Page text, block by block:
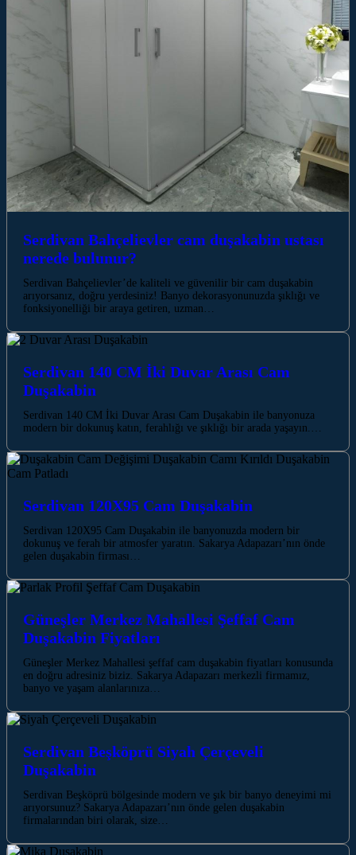
Serdivan Bahçelievler cam duşakabin ustası
nerede bulunur?
Serdivan Bahçelievler’de kaliteli ve güvenilir bir cam duşakabin
arıyorsanız, doğru yerdesiniz! Banyo dekorasyonunuzda şıklığı ve
fonksiyonelliği bir araya getiren, uzman…
Serdivan 140 CM İki Duvar Arası Cam
Duşakabin
Serdivan 140 CM İki Duvar Arası Cam Duşakabin ile banyonuza
modern bir dokunuş katın, ferahlığı ve şıklığı bir arada yaşayın.…
Serdivan 120X95 Cam Duşakabin
Serdivan 120X95 Cam Duşakabin ile banyonuzda modern bir
dokunuş ve ferah bir atmosfer yaratın. Sakarya Adapazarı’nın önde
gelen duşakabin firması…
Güneşler Merkez Mahallesi Şeffaf Cam
Duşakabin Fiyatları
Güneşler Merkez Mahallesi şeffaf cam duşakabin fiyatları konusunda
en doğru adresiniz biziz. Sakarya Adapazarı merkezli firmamız,
banyo ve yaşam alanlarınıza…
Serdivan Beşköprü Siyah Çerçeveli
Duşakabin
Serdivan Beşköprü bölgesinde modern ve şık bir banyo deneyimi mi
arıyorsunuz? Sakarya Adapazarı’nın önde gelen duşakabin
firmalarından biri olarak, size…